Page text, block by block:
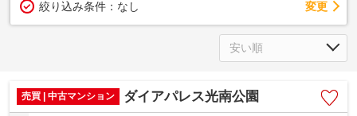
絞り込み条件： なし 変更
売買 | 中古マンション ダイアパレス光南公園